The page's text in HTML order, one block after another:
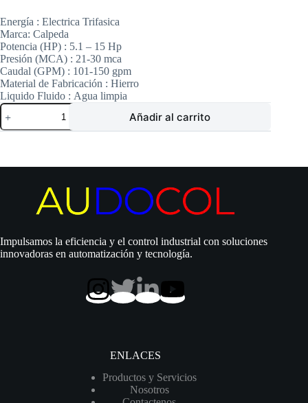
Energía : Electrica Trifasica
Marca: Calpeda
Potencia (HP) : 5.1 – 15 Hp
Presión (MCA) : 21-30 mca
Caudal (GPM) : 101-150 gpm
Material de Fabricación : Hierro
Liquido Fluido : Agua limpia
Electrobomba
Calpeda
|
Impulsor
Hp
|
220/440
Añadir al carrito
Impulsamos la eficiencia y el control industrial con soluciones
innovadoras en automatización y tecnología.
ENLACES
Productos y Servicios
Nosotros